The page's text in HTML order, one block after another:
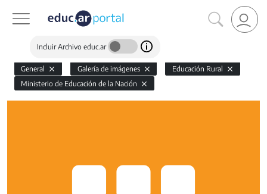
Incluir Archivo educ.ar
General Galería de imágenes
Educación Rural
Ministerio de Educación de la Nación